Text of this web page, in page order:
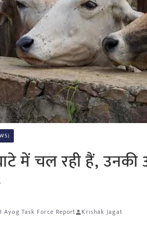
में चल रही हैं,
Ayog Task Force Report Krishak Jagat